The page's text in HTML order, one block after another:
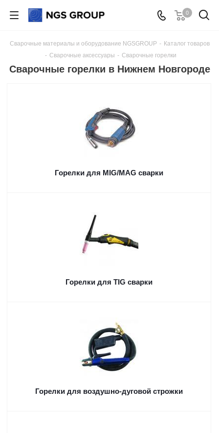
0
Сварочные материалы и оборудование NGSGROUP - Каталог товаров
- Сварочные аксессуары - Сварочные горелки
Сварочные горелки в Нижнем Новгороде
Горелки для MIG/MAG сварки
Горелки для TIG сварки
Горелки для воздушно-дуговой строжки